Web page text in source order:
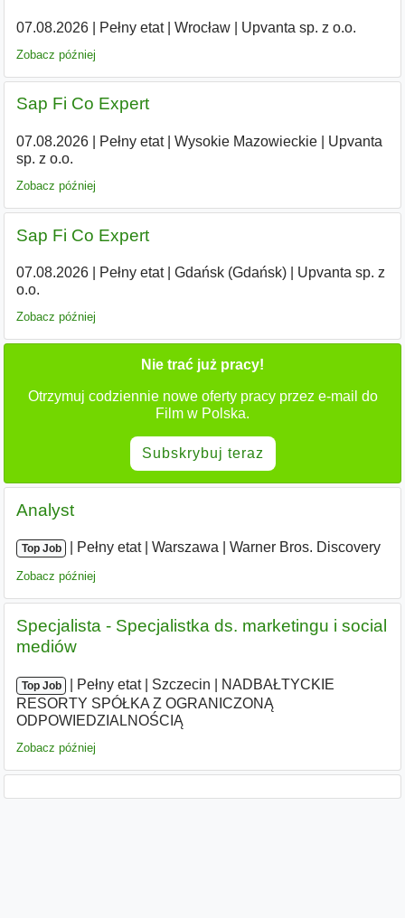
07.08.2026| Pełny etat| Wrocław| Upvanta sp. z o.o.
Zobacz później
Sap Fi Co Expert
07.08.2026| Pełny etat| Wysokie Mazowieckie|
Upvanta
sp. z o.o.
Zobacz później
Sap Fi Co Expert
07.08.2026| Pełny etat| Gdańsk (Gdańsk)|
Upvanta sp. z
o.o.
Zobacz później
Nie trać już pracy!
Otrzymuj codziennie nowe oferty pracy przez e-mail do
Film w Polska.
Subskrybuj teraz
Analyst
Top Job Pełny etat| Warszawa Warner Bros. Discovery
Zobacz później
Specjalista - Specjalistka ds. marketingu i social
mediów
Top Job Pełny etat| Szczecin
NADBAŁTYCKIE
RESORTY SPÓŁKA Z OGRANICZONĄ
ODPOWIEDZIALNOŚCIĄ
Zobacz później